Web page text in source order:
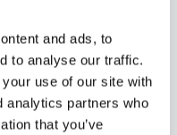
and ads, to
to analyse our traffic.
use of our site with
analytics partners who
that you’ve